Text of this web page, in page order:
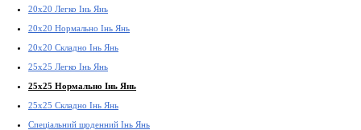
20x20 Легко Інь Янь
20x20 Нормально Інь Янь
20x20 Складно Інь Янь
25x25 Легко Інь Янь
25x25 Нормально Інь Янь
25x25 Складно Інь Янь
Спеціальний щоденний Інь Янь